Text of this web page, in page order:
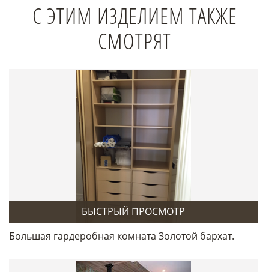
С ЭТИМ ИЗДЕЛИЕМ ТАКЖЕ
СМОТРЯТ
БЫСТРЫЙ ПРОСМОТР
Большая гардеробная комната Золотой бархат.